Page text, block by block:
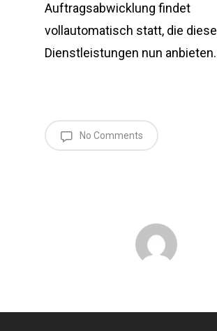
Auftragsabwicklung findet
vollautomatisch statt, die diese
Dienstleistungen nun anbieten.
No Comments